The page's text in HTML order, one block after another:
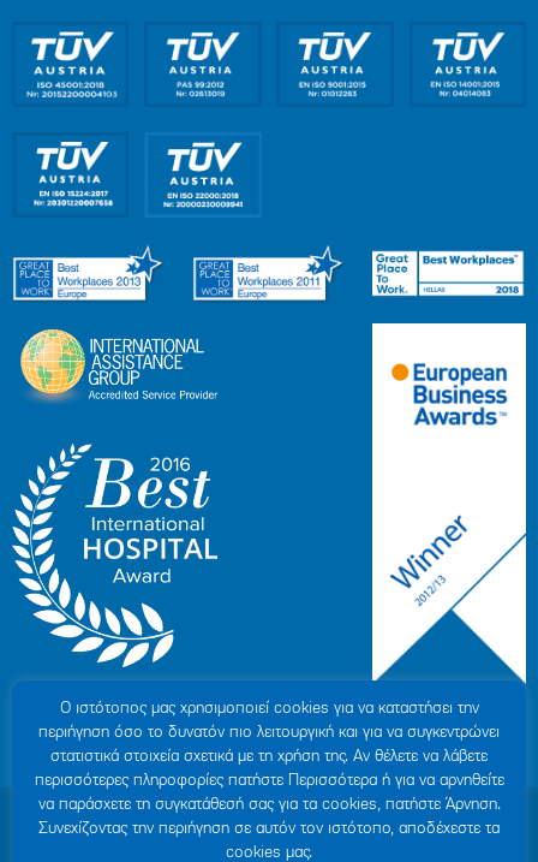
© 2007-2026 ΥΓΕΙΑ Μ.Α.Ε |
ΓΕΜΗ: 000279901000
Όροι Χρήσης
| Πολιτική Προστασίας Προσωπικών Δεδομένων
Ο ιστότοπoς μας χρησιμοποιεί cookies για να καταστήσει την
περιήγηση όσο το δυνατόν πιο λειτουργική και για να συγκεντρώνει
στατιστικά στοιχεία σχετικά με τη χρήση της. Αν θέλετε να λάβετε
περισσότερες πληροφορίες πατήστε Περισσότερα ή για να αρνηθείτε
να παράσχετε τη συγκατάθεσή σας για τα cookies, πατήστε Άρνηση.
Συνεχίζοντας την περιήγηση σε αυτόν τον ιστότοπο, αποδέχεστε τα
cookies μας.